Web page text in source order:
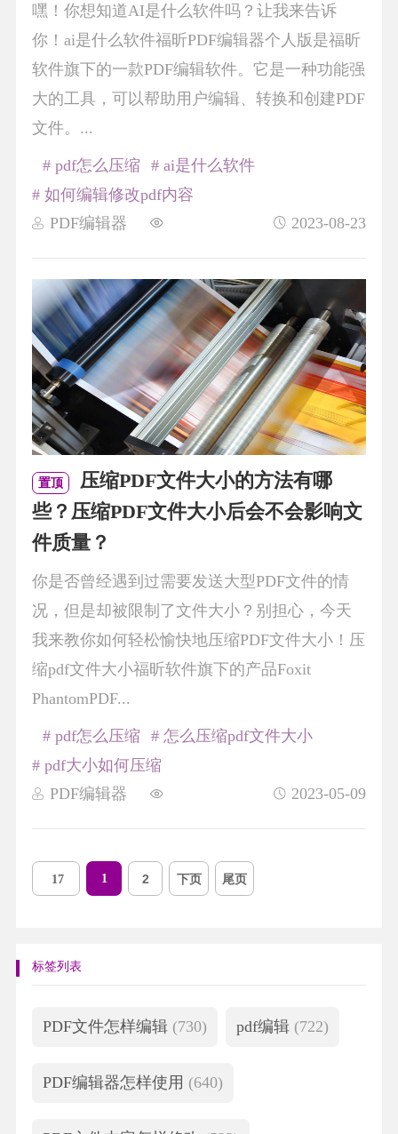
嘿！你想知道AI是什么软件吗？让我来告诉
你！ai是什么软件福昕PDF编辑器个人版是福昕
软件旗下的一款PDF编辑软件。它是一种功能强
大的工具，可以帮助用户编辑、转换和创建PDF
文件。...
PDF编辑器 2023-08-23
# pdf怎么压缩
# ai是什么软件
# 如何编辑修改pdf内容
置顶
压缩PDF文件大小的方法有哪
些？压缩PDF文件大小后会不会影响文
件质量？
你是否曾经遇到过需要发送大型PDF文件的情
况，但是却被限制了文件大小？别担心，今天
我来教你如何轻松愉快地压缩PDF文件大小！压
缩pdf文件大小福昕软件旗下的产品Foxit
PhantomPDF...
PDF编辑器 2023-05-09
# pdf怎么压缩
# 怎么压缩pdf文件大小
# pdf大小如何压缩
17 1 2 下页 尾页
标签列表
PDF文件怎样编辑 (730) pdf编辑 (722)
PDF编辑器怎样使用 (640)